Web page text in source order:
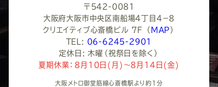
〒542-0081
大阪府大阪市中央区南船場４丁目４−８
クリエイティブ心斎橋ビル 7F
（ MAP ）
TEL: 06-6245-2901
定休日: 木曜（祝祭日を除く）
夏期休業：8月10日(月)～8月14日(金)
大阪メトロ御堂筋線心斎橋駅より約1分